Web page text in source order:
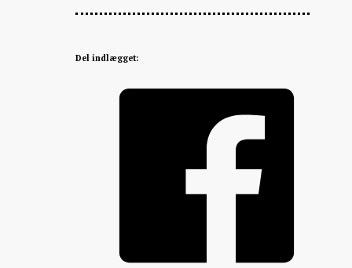
Del indlægget: